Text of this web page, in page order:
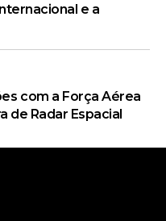
e a
com a Força Aérea
de Radar Espacial